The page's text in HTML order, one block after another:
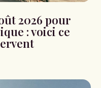
2026 pour
: voici ce